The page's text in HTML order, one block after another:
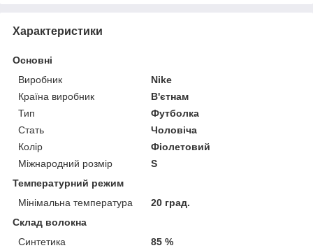
Характеристики
Основні
Виробник
Nike
Країна виробник
В'єтнам
Тип
Футболка
Стать
Чоловіча
Колір
Фіолетовий
Міжнародний розмір
S
Температурний режим
Мінімальна температура
20 град.
Склад волокна
Синтетика
85 %